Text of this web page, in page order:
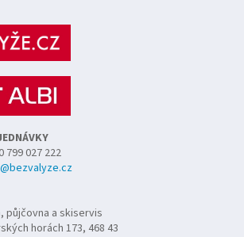
799 027 222
půjčovna a skiservis
horách 173, 468 43